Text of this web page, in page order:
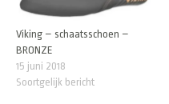
Viking – schaatsschoen –
BRONZE
15 juni 2018
Soortgelijk bericht